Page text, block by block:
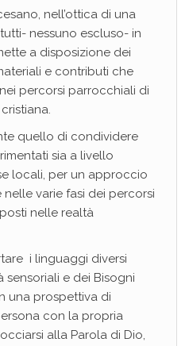
nell’ottica di una
nessuno escluso- in
a disposizione dei
e contributi che
percorsi parrocchiali di
quello di condividere
sia a livello
locali, per un approccio
varie fasi dei percorsi
nelle realtà
i linguaggi diversi
sensoriali e dei Bisogni
una prospettiva di
con la propria
alla Parola di Dio,